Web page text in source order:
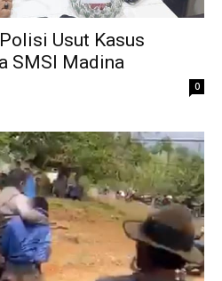
Usut Kasus
SMSI Madina
0